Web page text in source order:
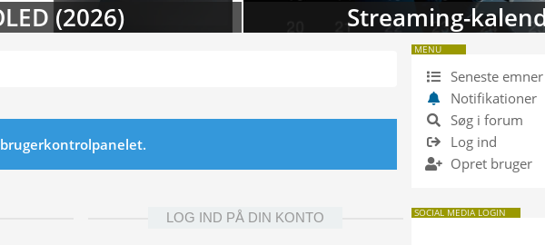
(2026) Streaming-
LOG IND PÅ DIN KONTO
MENU
Seneste emner
Notifikationer
Søg i forum
Log ind
Opret bruger
SOCIAL MEDIA LOGIN